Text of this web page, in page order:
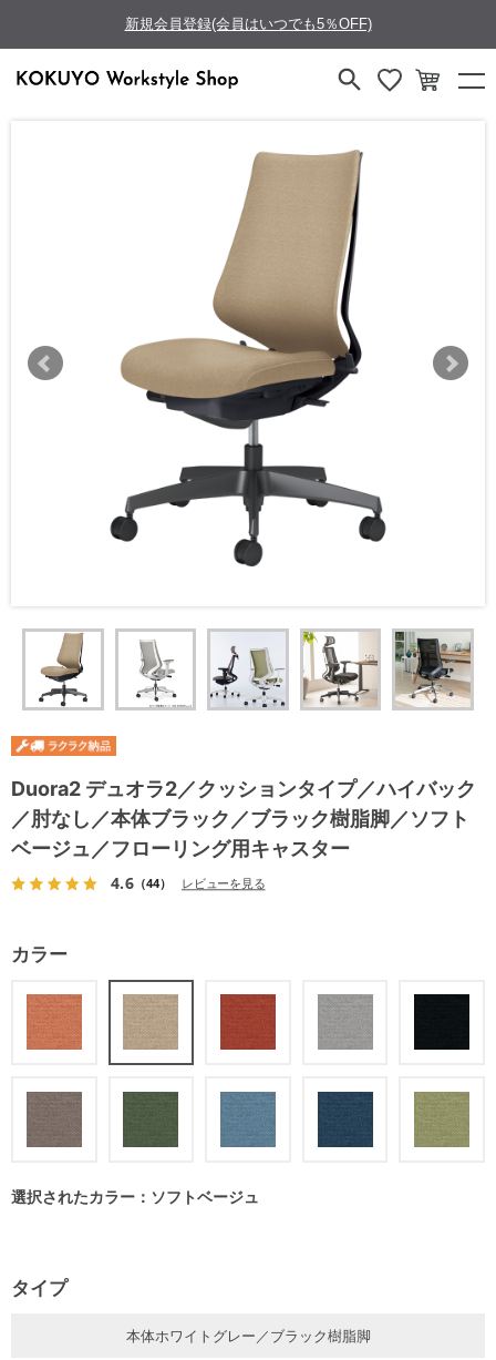
新規会員登録(会員はいつでも5％OFF)
Duora2 デュオラ2／クッションタイプ／ハイバック
／肘なし／本体ブラック／ブラック樹脂脚／ソフト
ベージュ／フローリング用キャスター
4.6（44） レビューを見る
カラー
選択されたカラー：ソフトベージュ
タイプ
本体ホワイトグレー／ブラック樹脂脚